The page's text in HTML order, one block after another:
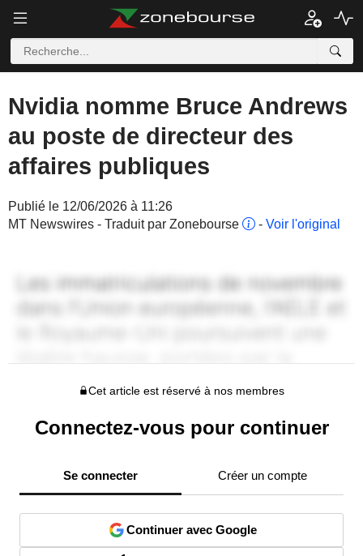
Nvidia nomme Bruce Andrews
au poste de directeur des
affaires publiques
Publié le 12/06/2026 à 11:26
MT Newswires - Traduit par Zonebourse
- Voir l'original
Cet article est réservé à nos membres
Connectez-vous pour continuer
Se connecter Créer un compte
Continuer avec Google